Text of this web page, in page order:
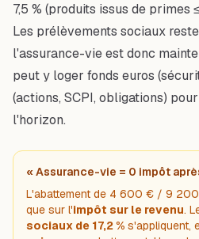
7,5 % (produits issus de primes
Les prélèvements sociaux
l'assurance-vie est donc
peut y loger fonds euros
(actions, SCPI, obligations)
l'horizon.
« Assurance-vie = 0 impôt
L'abattement de 4 600 € / 9
que sur l'impôt sur le revenu.
sociaux de 17,2 % s'appliquent,